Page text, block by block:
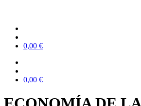
0,00 €
0,00 €